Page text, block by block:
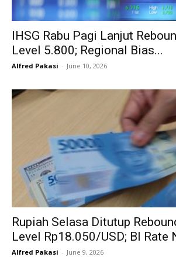
IHSG Rabu Pagi Lanjut
Level 5.800; Regional Bias...
Alfred Pakasi - June 10, 2026
Rupiah Selasa Ditutup
Level Rp18.050/USD; BI Rate
Alfred Pakasi - June 9, 2026